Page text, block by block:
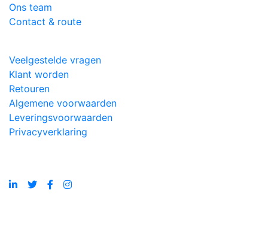
Ons team
Contact & route
Veelgestelde vragen
Klant worden
Retouren
Algemene voorwaarden
Leveringsvoorwaarden
Privacyverklaring